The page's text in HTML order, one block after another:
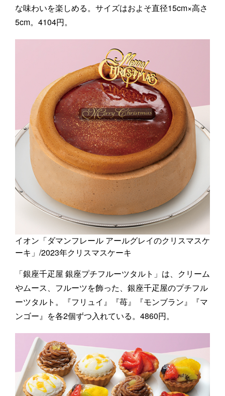
な味わいを楽しめる。サイズはおよそ直径15cm×高さ
5cm。4104円。
イオン「ダマンフレール アールグレイのクリスマスケ
ーキ」/2023年クリスマスケーキ
「銀座千疋屋 銀座プチフルーツタルト」は、クリーム
やムース、フルーツを飾った、銀座千疋屋のプチフル
ーツタルト。『フリュイ』『苺』『モンブラン』『マ
ンゴー』を各2個ずつ入れている。4860円。